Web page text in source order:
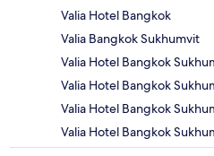
Valia Hotel Bangkok
Valia Bangkok Sukhumvit
Valia Hotel Bangkok
Valia Hotel Bangkok
Valia Hotel Bangkok
Valia Hotel Bangkok